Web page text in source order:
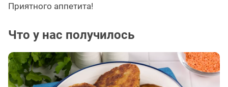
Приятного аппетита!
Что у нас получилось